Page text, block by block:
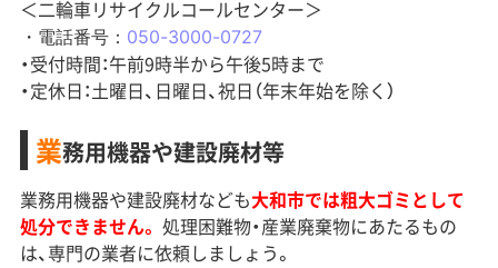
＜二輪車リサイクルコールセンター＞
・電話番号： 050-3000-0727
・受付時間：午前9時半から午後5時まで
・定休日：土曜日、日曜日、祝日（年末年始を除く）
業務用機器や建設廃材等
業務用機器や建設廃材なども大和市では粗大ゴミとして
処分できません。 処理困難物・産業廃棄物にあたるもの
は、専門の業者に依頼しましょう。